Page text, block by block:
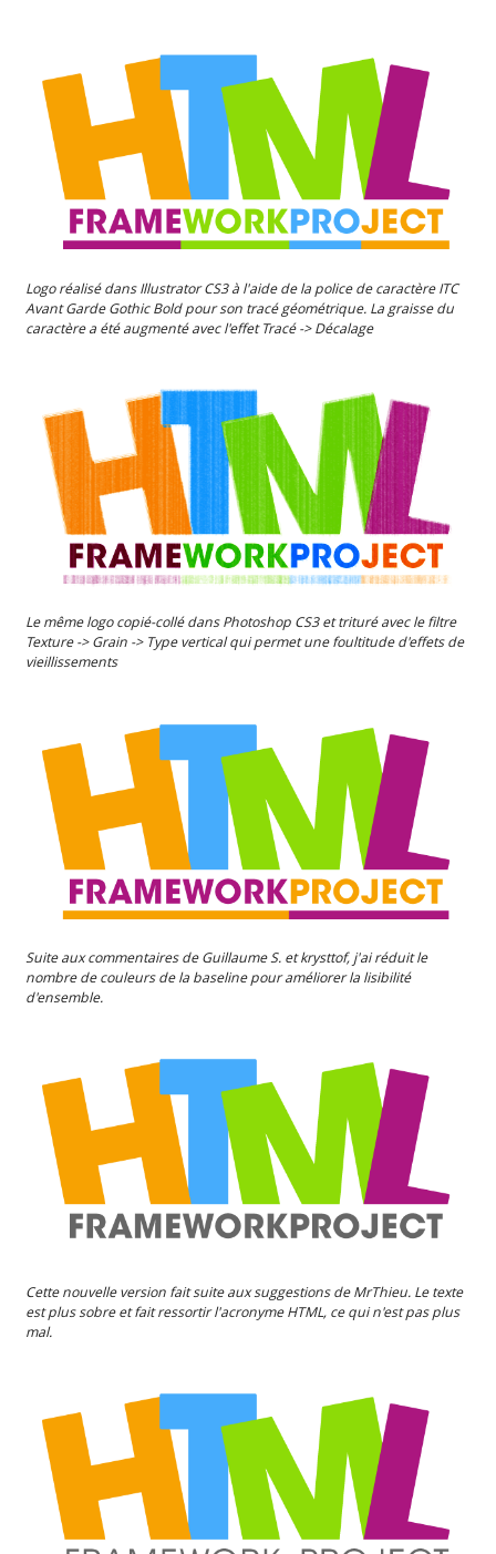
Logo réalisé dans Illustrator CS3 à l'aide de la police de caractère ITC
Avant Garde Gothic Bold pour son tracé géométrique. La graisse du
caractère a été augmenté avec l'effet Tracé -> Décalage
Le même logo copié-collé dans Photoshop CS3 et trituré avec le filtre
Texture -> Grain -> Type vertical qui permet une foultitude d'effets de
vieillissements
Suite aux commentaires de Guillaume S. et krysttof, j'ai réduit le
nombre de couleurs de la baseline pour améliorer la lisibilité
d'ensemble.
Cette nouvelle version fait suite aux suggestions de MrThieu. Le texte
est plus sobre et fait ressortir l'acronyme HTML, ce qui n'est pas plus
mal.